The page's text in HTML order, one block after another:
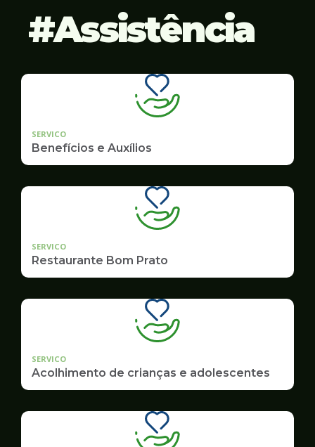
Assistência
SERVICO
Benefícios e Auxílios
SERVICO
Restaurante Bom Prato
SERVICO
Acolhimento de crianças e adolescentes